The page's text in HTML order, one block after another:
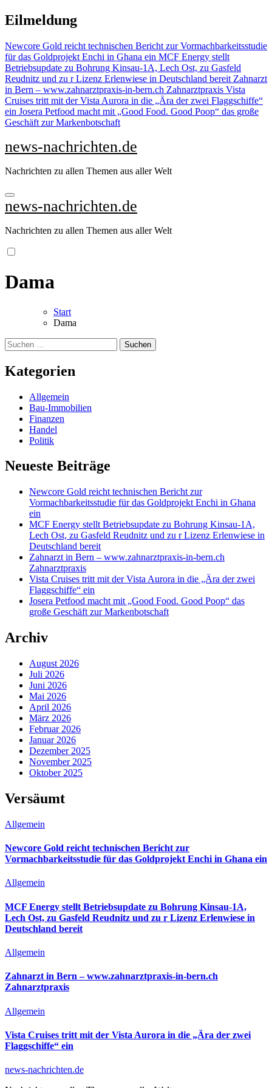
Zu
Inhalten
Eilmeldung
Newcore Gold reicht technischen Bericht zur Vormachbarkeitsstudie
für das Goldprojekt Enchi in Ghana ein MCF Energy stellt
Betriebsupdate zu Bohrung Kinsau-1A, Lech Ost, zu Gasfeld
Reudnitz und zu r Lizenz Erlenwiese in Deutschland bereit Zahnarzt
in Bern – www.zahnarztpraxis-in-bern.ch Zahnarztpraxis Vista
Cruises tritt mit der Vista Aurora in die „Ära der zwei Flaggschiffe“
ein Josera Petfood macht mit „Good Food. Good Poop“ das große
Geschäft zur Markenbotschaft
news-nachrichten.de
Nachrichten zu allen Themen aus aller Welt
news-nachrichten.de
Nachrichten zu allen Themen aus aller Welt
Dama
Start
Dama
Suchen
nach:
Kategorien
Allgemein
Bau-Immobilien
Finanzen
Handel
Politik
Neueste Beiträge
Newcore Gold reicht technischen Bericht zur
Vormachbarkeitsstudie für das Goldprojekt Enchi in Ghana
ein
MCF Energy stellt Betriebsupdate zu Bohrung Kinsau-1A,
Lech Ost, zu Gasfeld Reudnitz und zu r Lizenz Erlenwiese in
Deutschland bereit
Zahnarzt in Bern – www.zahnarztpraxis-in-bern.ch
Zahnarztpraxis
Vista Cruises tritt mit der Vista Aurora in die „Ära der zwei
Flaggschiffe“ ein
Josera Petfood macht mit „Good Food. Good Poop“ das
große Geschäft zur Markenbotschaft
Archiv
August 2026
Juli 2026
Juni 2026
Mai 2026
April 2026
März 2026
Februar 2026
Januar 2026
Dezember 2025
November 2025
Oktober 2025
Versäumt
Allgemein
Newcore Gold reicht technischen Bericht zur
Vormachbarkeitsstudie für das Goldprojekt Enchi in Ghana ein
Allgemein
MCF Energy stellt Betriebsupdate zu Bohrung Kinsau-1A,
Lech Ost, zu Gasfeld Reudnitz und zu r Lizenz Erlenwiese in
Deutschland bereit
Allgemein
Zahnarzt in Bern – www.zahnarztpraxis-in-bern.ch
Zahnarztpraxis
Allgemein
Vista Cruises tritt mit der Vista Aurora in die „Ära der zwei
Flaggschiffe“ ein
news-nachrichten.de